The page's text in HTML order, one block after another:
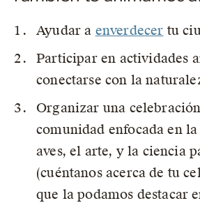
Ayudar a enverdecer tu
Participar en actividades
conectarse con la
Organizar una
comunidad enfocada en
aves, el arte, y la ciencia
(cuéntanos acerca de tu
que la podamos destacar